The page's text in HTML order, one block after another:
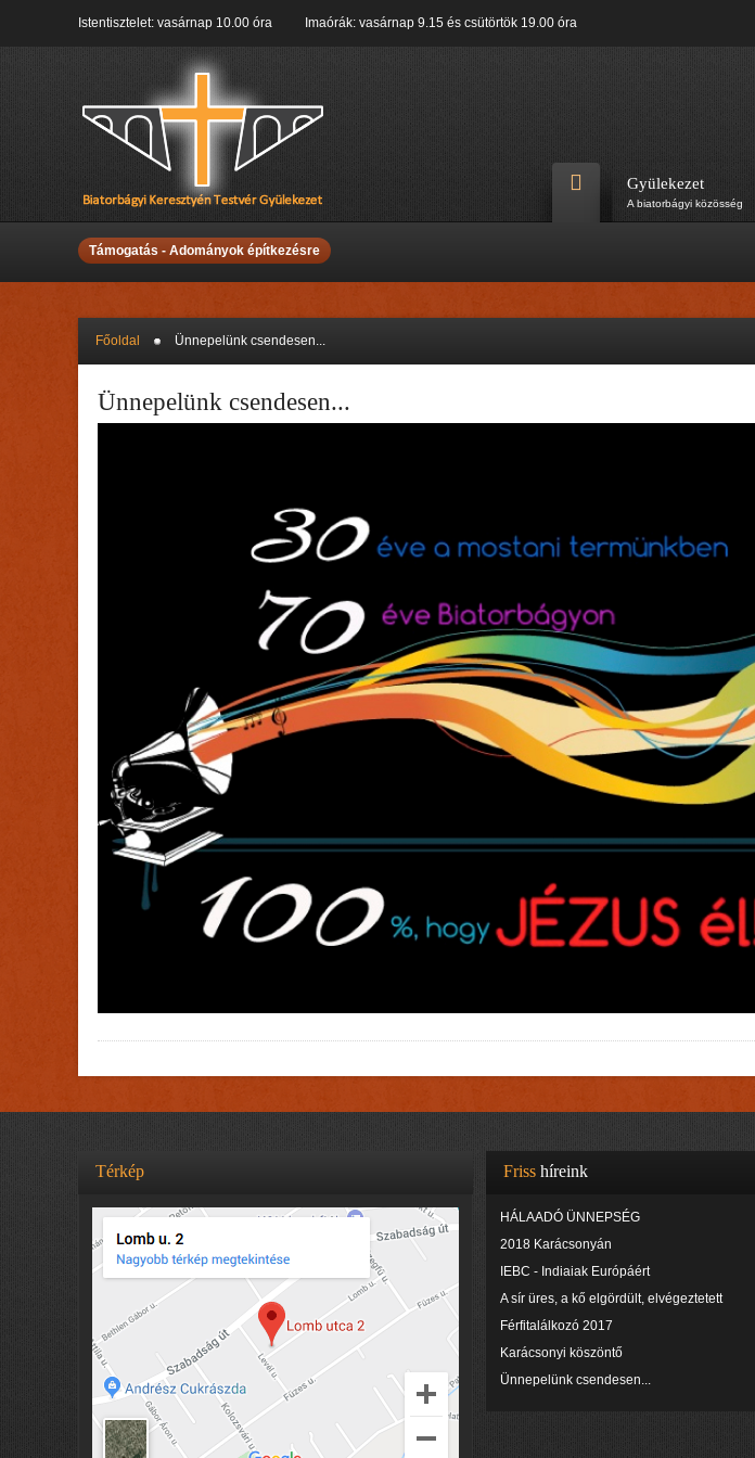
Istentisztelet: vasárnap 10.00 óra Imaórák: vasárnap 9.15 és csütörtök 19.00 óra
Gyülekezet
A biatorbágyi közösség
Támogatás - Adományok építkezésre
Főoldal Ünnepelünk csendesen...
Ünnepelünk csendesen...
Térkép Friss híreink
HÁLAADÓ ÜNNEPSÉG
2018 Karácsonyán
IEBC - Indiaiak Európáért
A sír üres, a kő elgördült, elvégeztetett
Férfitalálkozó 2017
Karácsonyi köszöntő
Ünnepelünk csendesen...